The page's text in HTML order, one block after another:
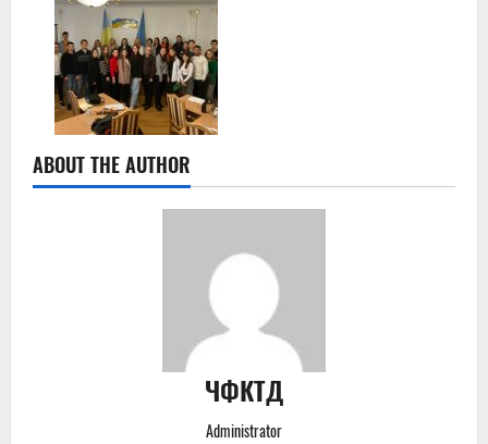
ABOUT THE AUTHOR
ЧФКТД
Administrator